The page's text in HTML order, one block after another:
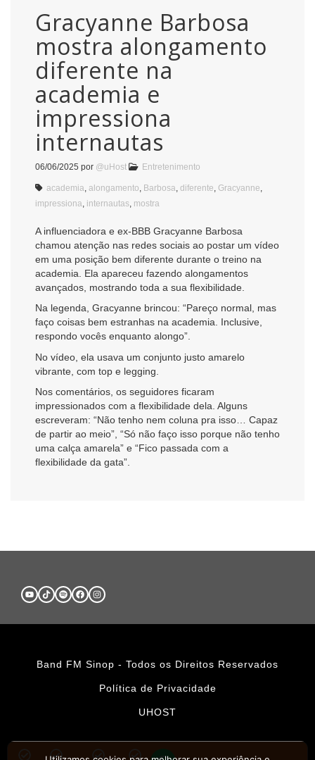
Gracyanne Barbosa
mostra alongamento
diferente na
academia e
impressiona
internautas
06/06/2025 por @uHost Entretenimento
academia alongamento Barbosa diferente Gracyanne
impressiona internautas mostra
A influenciadora e ex-BBB Gracyanne Barbosa
chamou atenção nas redes sociais ao postar um vídeo
em uma posição bem diferente durante o treino na
academia. Ela apareceu fazendo alongamentos
avançados, mostrando toda a sua flexibilidade.
Na legenda, Gracyanne brincou: “Pareço normal, mas
faço coisas bem estranhas na academia. Inclusive,
respondo vocês enquanto alongo”.
No vídeo, ela usava um conjunto justo amarelo
vibrante, com top e legging.
Nos comentários, os seguidores ficaram
impressionados com a flexibilidade dela. Alguns
escreveram: “Não tenho nem coluna pra isso… Capaz
de partir ao meio”, “Só não faço isso porque não tenho
uma calça amarela” e “Fico passada com a
flexibilidade da gata”.
Band FM Sinop - Todos os Direitos Reservados
Política de Privacidade
UHOST